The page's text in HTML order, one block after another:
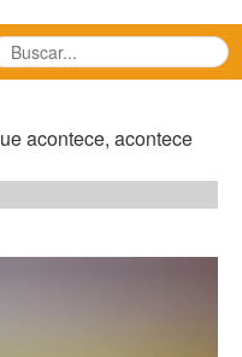
acontece, acontece